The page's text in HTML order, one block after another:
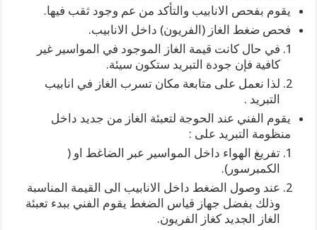
يقوم بفحص الانابيب والتأكد من عم وجود ثقب فيها.
فحص ضغط الغاز (الفريون) داخل الانابيب.
في حال كانت قيمة الغاز الموجود في المواسير غير
كافية فإن جودة التبريد ستكون سيئة.
لذا نعمل على متابعة مكان تسرب الغاز في انابيب
التبريد .
يقوم الفني عند الحوجة لتعبئة الغاز من جديد داخل
منظومة التبريد على :
تفريغ الهواء داخل المواسير عبر الضاغط او (
الكمبرسور).
عند وصول الضغط داخل الانابيب الى القيمة المناسبة
وذلك بفضل جهاز قياس الضغط يقوم الفني ببدء تعبئة
الغاز الجديد كغاز الفريون.